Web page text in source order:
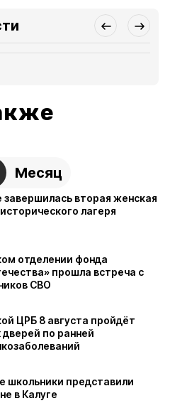
Месяц
завершилась вторая женская
лагеря
отделении фонда
прошла встреча с
СВО
ЦРБ 8 августа пройдёт
по ранней
школьники представили
в Калуге